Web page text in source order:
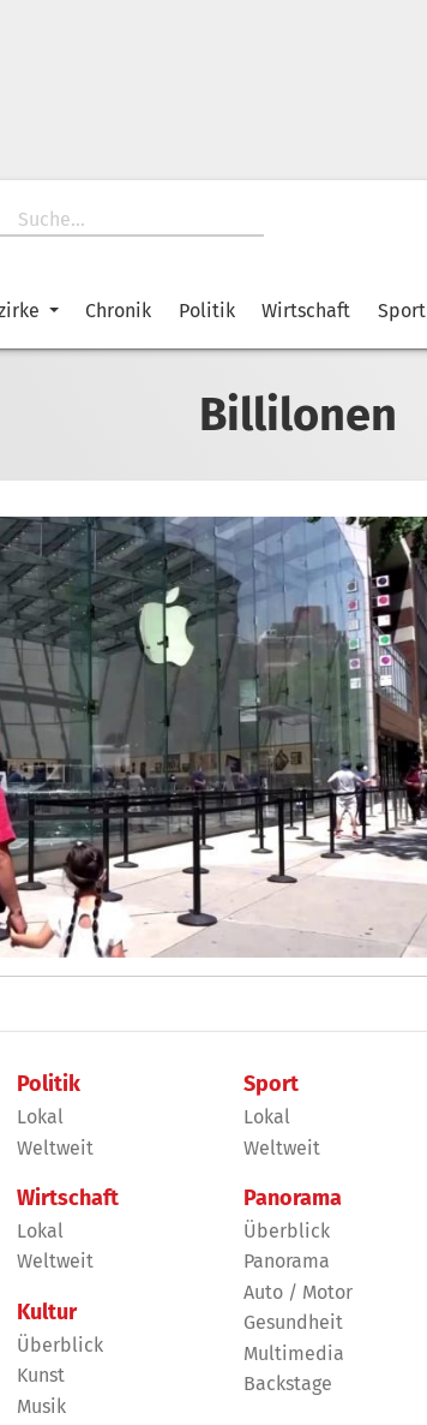
Chronik Politik Wirtschaft Sport
Billilonen
Politik
Lokal
Weltweit
Wirtschaft
Lokal
Weltweit
Kultur
Überblick
Kunst
Musik
Sport
Lokal
Weltweit
Panorama
Überblick
Panorama
Auto / Motor
Gesundheit
Multimedia
Backstage